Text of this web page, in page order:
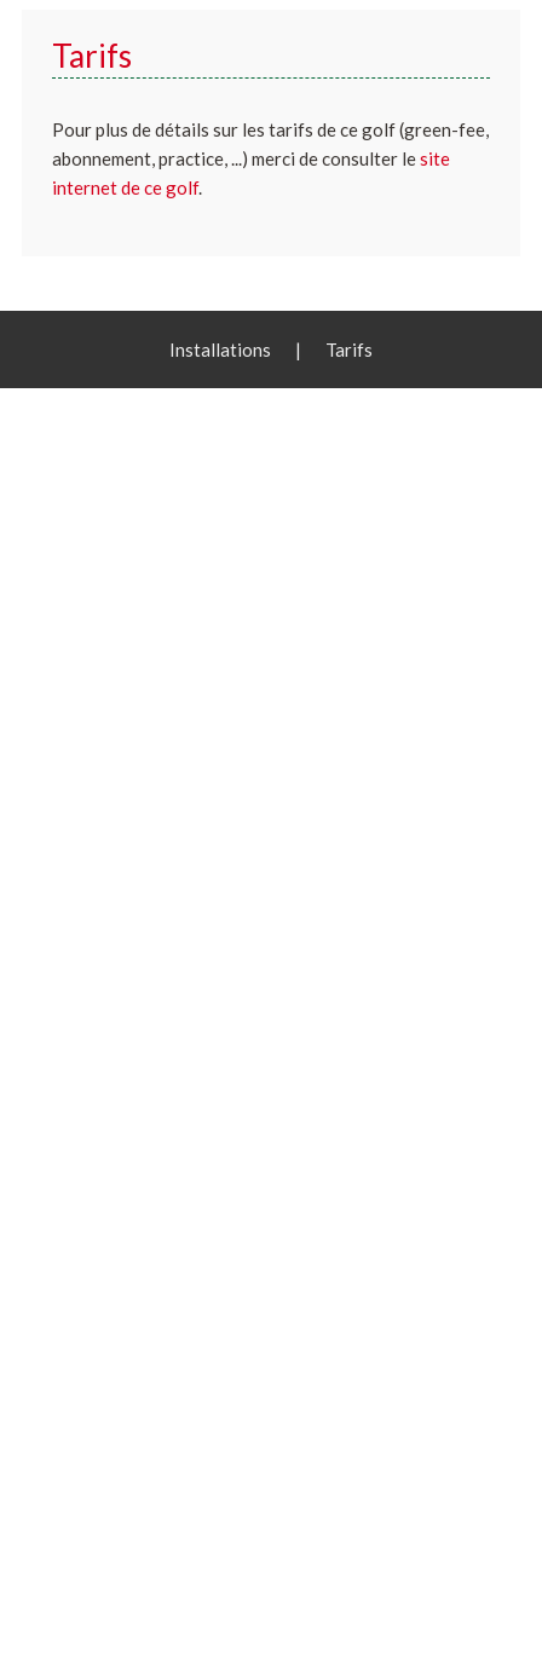
Tarifs
Pour plus de détails sur les tarifs de ce golf (green-fee,
abonnement, practice, ...) merci de consulter lesite
internet de ce golf.
Installations | Tarifs